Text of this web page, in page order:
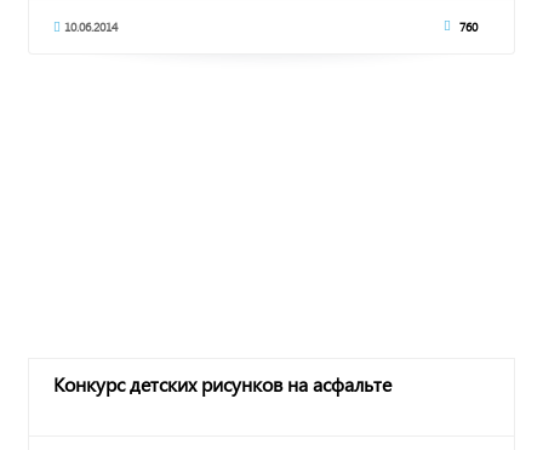
10.06.2014 760
Конкурс детских рисунков на асфальте